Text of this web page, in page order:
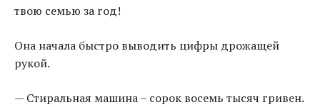
твою семью за год!
Она начала быстро выводить цифры дрожащей
рукой.
— Стиральная машина – сорок восемь тысяч гривен.